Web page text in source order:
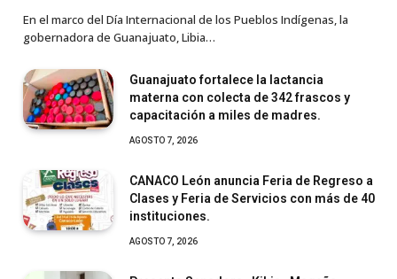
En el marco del Día Internacional de los Pueblos Indígenas, la
gobernadora de Guanajuato, Libia…
Guanajuato fortalece la lactancia
materna con colecta de 342 frascos y
capacitación a miles de madres.
AGOSTO 7, 2026
CANACO León anuncia Feria de Regreso a
Clases y Feria de Servicios con más de 40
instituciones.
AGOSTO 7, 2026